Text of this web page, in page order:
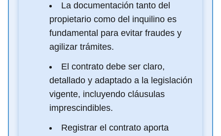
La documentación tanto del
propietario como del inquilino es
fundamental para evitar fraudes y
agilizar trámites.
El contrato debe ser claro,
detallado y adaptado a la legislación
vigente, incluyendo cláusulas
imprescindibles.
Registrar el contrato aporta